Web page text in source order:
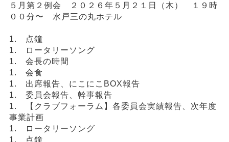
５ 月第２例会 ２０２６年５月２１日（木） １９時
００分〜 水戸三の丸ホテル
1. 点鐘
1. ロータリーソング
1. 会長の時間
1. 会食
1. 出席報告、にこにこBOX報告
1. 委員会報告、幹事報告
1. 【クラブフォーラム】各委員会実績報告、次年度
事業計画
1. ロータリーソング
1. 点鐘